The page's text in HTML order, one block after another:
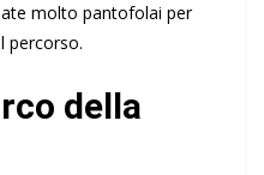
molto pantofolai per
percorso.
della